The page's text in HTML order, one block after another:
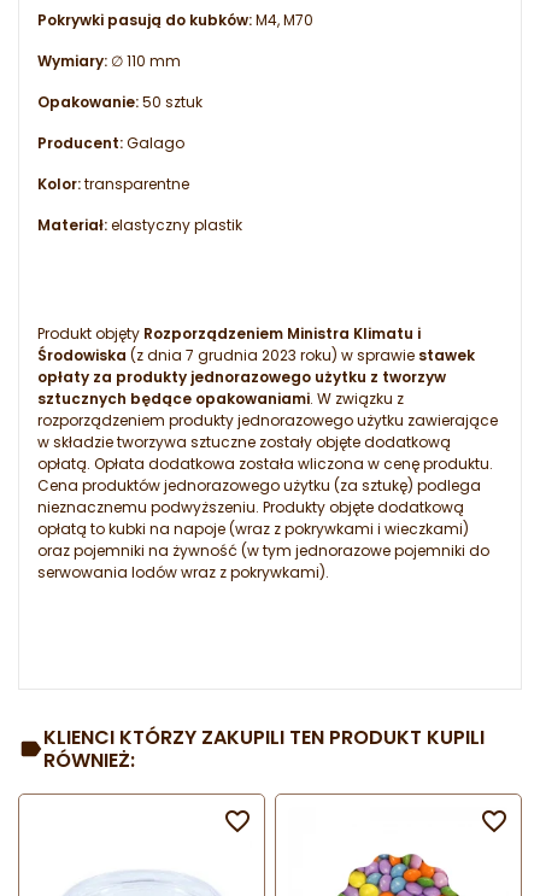
Pokrywki pasują do kubków:M4, M70
Wymiary: ∅ 110 mm
Opakowanie:50 sztuk
Producent:Galago
Kolor:transparentne
Materiał:elastyczny plastik
Produkt objęty Rozporządzeniem Ministra Klimatu i
Środowiska (z dnia 7 grudnia 2023 roku) w sprawie stawek
opłaty za produkty jednorazowego użytku z tworzyw
sztucznych będące opakowaniami. W związku z
rozporządzeniem produkty jednorazowego użytku zawierające
w składzie tworzywa sztuczne zostały objęte dodatkową
opłatą. Opłata dodatkowa została wliczona w cenę produktu.
Cena produktów jednorazowego użytku (za sztukę) podlega
nieznacznemu podwyższeniu. Produkty objęte dodatkową
opłatą to kubki na napoje (wraz z pokrywkami i wieczkami)
oraz pojemniki na żywność (w tym jednorazowe pojemniki do
serwowania lodów wraz z pokrywkami).
KLIENCI KTÓRZY ZAKUPILI TEN PRODUKT KUPILI
RÓWNIEŻ:
 